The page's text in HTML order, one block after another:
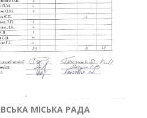
МІСЬКА РАДА